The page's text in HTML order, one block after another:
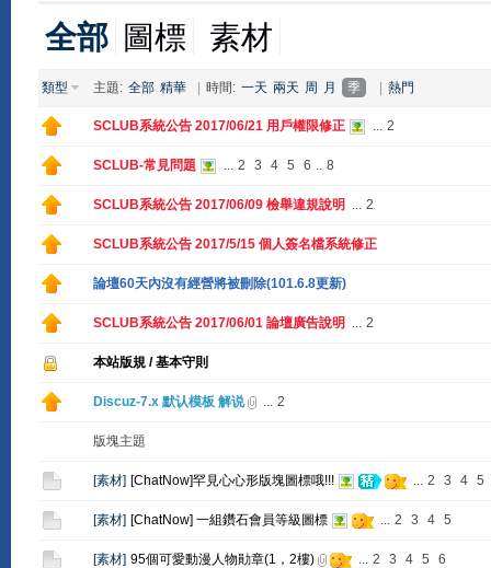
全部 圖標 素材
類型 主題: 全部 精華 時間: 一天 兩天 周 月 季 熱門
SCLUB系統公告 2017/06/21 用戶權限修正 ... 2
SCLUB-常見問題 ... 2 3 4 5 6 .. 8
SCLUB系統公告 2017/06/09 檢舉違規說明 ... 2
SCLUB系統公告 2017/5/15 個人簽名檔系統修正
論壇60天內沒有經營將被刪除(101.6.8更新)
SCLUB系統公告 2017/06/01 論壇廣告說明 ... 2
本站版規 / 基本守則
Discuz-7.x 默认模板 解说 ... 2
版塊主題
[素材] [ChatNow]罕見心心形版塊圖標哦!!! ... 2 3 4 5
[素材] [ChatNow] 一組鑽石會員等級圖標 ... 2 3 4 5
[素材] 95個可愛動漫人物勛章(1，2樓) ... 2 3 4 5 6